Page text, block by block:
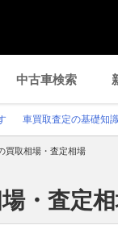
中古車検索
車買取査定の基礎知
買取相場・査定相場
・査定